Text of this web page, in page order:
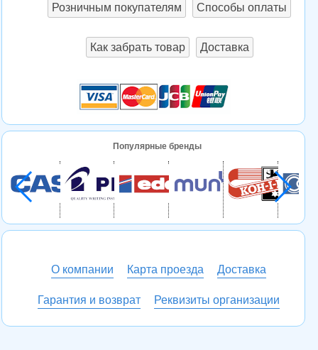
Розничным покупателям Способы оплаты
Как забрать товар Доставка
Популярные бренды
О компании Карта проезда Доставка
Гарантия и возврат Реквизиты организации